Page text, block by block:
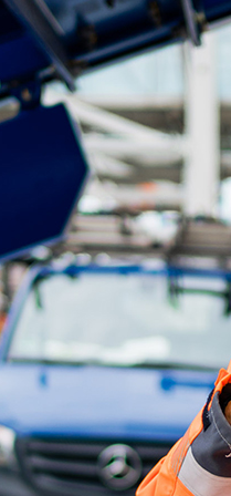
Center der HPA
aller